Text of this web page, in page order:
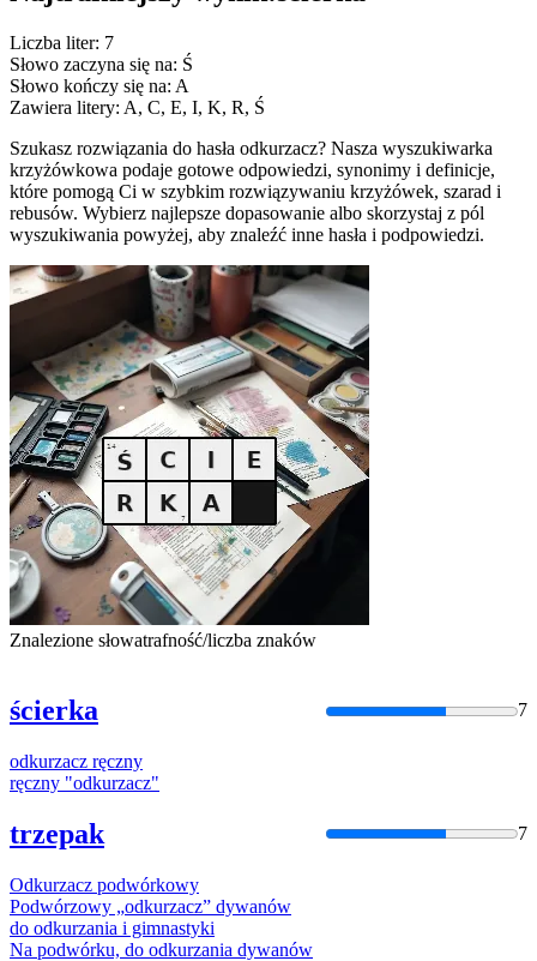
Liczba liter: 7
Słowo zaczyna się na: Ś
Słowo kończy się na: A
Zawiera litery: A, C, E, I, K, R, Ś
Szukasz rozwiązania do hasła odkurzacz? Nasza wyszukiwarka
krzyżówkowa podaje gotowe odpowiedzi, synonimy i definicje,
które pomogą Ci w szybkim rozwiązywaniu krzyżówek, szarad i
rebusów. Wybierz najlepsze dopasowanie albo skorzystaj z pól
wyszukiwania powyżej, aby znaleźć inne hasła i podpowiedzi.
Znalezione słowatrafność/liczba znaków
ścierka 7
odkurzacz ręczny
ręczny "odkurzacz"
trzepak 7
Odkurzacz podwórkowy
Podwórzowy „odkurzacz” dywanów
do odkurzania i gimnastyki
Na podwórku, do odkurzania dywanów